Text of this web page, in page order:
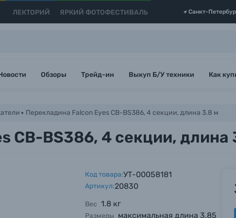
ЛЕКТОРИЙ ЯРКИЙ ФОТОФЕСТИВАЛЬ Санкт-
Обзоры Трейд-ин Выкуп Б/У техники Как
Перекладина Falcon Eyes CB-BS386, 4 секции, длина 3.8 м
CB-BS386, 4 секции, длина
Код товара:УТ-00058181
Артикул:20830
Вес 1.8 кг
Размеры максимальная длина 3.85